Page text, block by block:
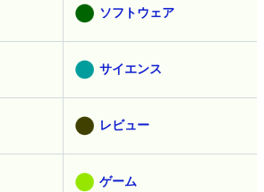
ソフトウェア
サイエンス
レビュー
ゲーム